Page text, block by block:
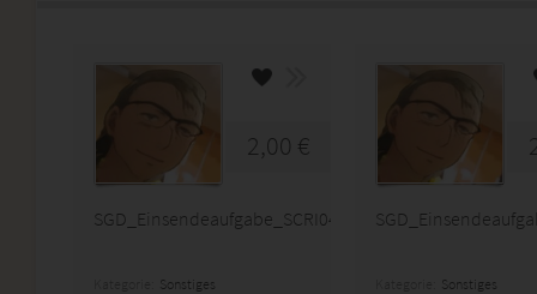
2,00 €
SGD_Einsendeaufgabe_SCRI04_A09
Sonstiges Sonstiges